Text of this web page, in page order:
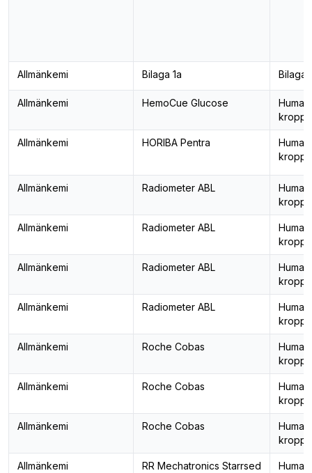
Allmänkemi Bilaga 1a Bilaga
Allmänkemi HemoCue Glucose
Allmänkemi HORIBA Pentra
Allmänkemi Radiometer ABL
Allmänkemi Radiometer ABL
Allmänkemi Radiometer ABL
Allmänkemi Radiometer ABL
Allmänkemi Roche Cobas
Allmänkemi Roche Cobas
Allmänkemi Roche Cobas
Allmänkemi RR Mechatronics Starrsed